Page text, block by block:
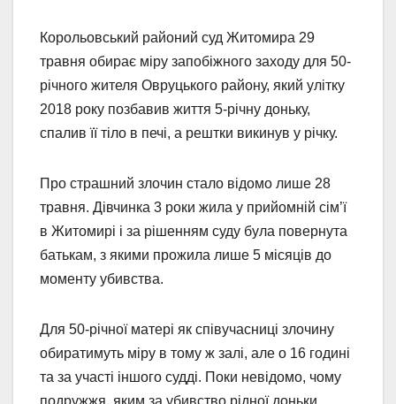
Корольовський районий суд Житомира 29
травня обирає міру запобіжного заходу для 50-
річного жителя Овруцького району, який улітку
2018 року позбавив життя 5-річну доньку,
спалив її тіло в печі, а рештки викинув у річку.
Про страшний злочин стало відомо лише 28
травня. Дівчинка 3 роки жила у прийомній сім’ї
в Житомирі і за рішенням суду була повернута
батькам, з якими прожила лише 5 місяців до
моменту убивства.
Для 50-річної матері як співучасниці злочину
обиратимуть міру в тому ж залі, але о 16 годині
та за участі іншого судді. Поки невідомо, чому
подружжя, яким за убивство рідної доньки